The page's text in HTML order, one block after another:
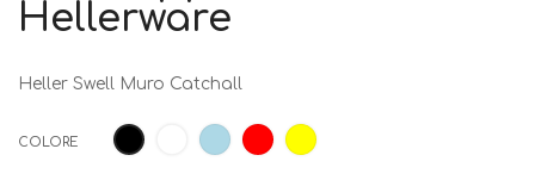
Hellerware
Heller Swell Muro Catchall
COLORE Nero BiancoAzzurroRossoGiallo